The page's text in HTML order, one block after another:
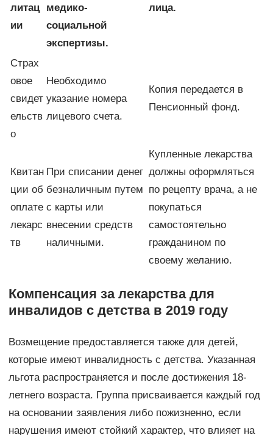
литац
ии
медико-
социальной
экспертизы.
лица.
Страх
овое
свидет
ельств
о
Необходимо
указание номера
лицевого счета.
Копия передается в
Пенсионный фонд.
Квитан
ции об
оплате
лекарс
тв
При списании денег
безналичным путем
с карты или
внесении средств
наличными.
Купленные лекарства
должны оформляться
по рецепту врача, а не
покупаться
самостоятельно
гражданином по
своему желанию.
Компенсация за лекарства для
инвалидов с детства в 2019 году
Возмещение предоставляется также для детей,
которые имеют инвалидность с детства. Указанная
льгота распространяется и после достижения 18-
летнего возраста. Группа присваивается каждый год
на основании заявления либо пожизненно, если
нарушения имеют стойкий характер, что влияет на